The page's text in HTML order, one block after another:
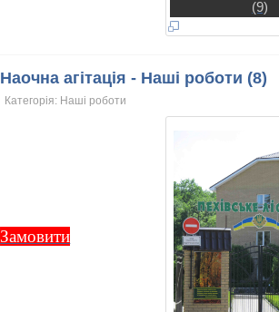
(9)
Наочна агітація - Наші роботи (8)
Категорія: Нашi роботи
Замовити